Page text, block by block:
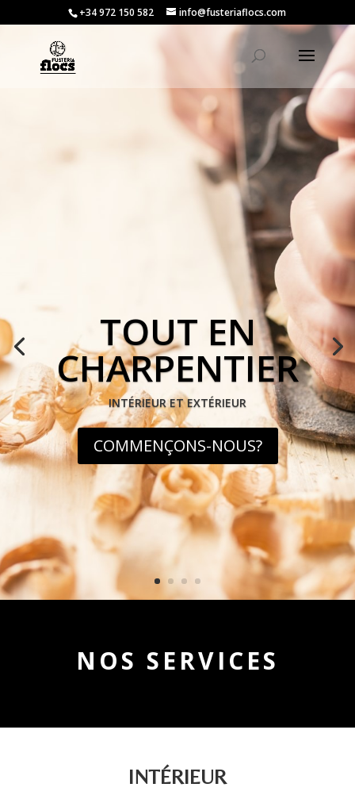
+34 972 150 582 info@fusteriaflocs.com
PROJETS DE
CUISINE
MEUBLES, TUILES, LED’S, INTÉGRATION…
NOUS CONTACTER
NOS SERVICES
INTÉRIEUR